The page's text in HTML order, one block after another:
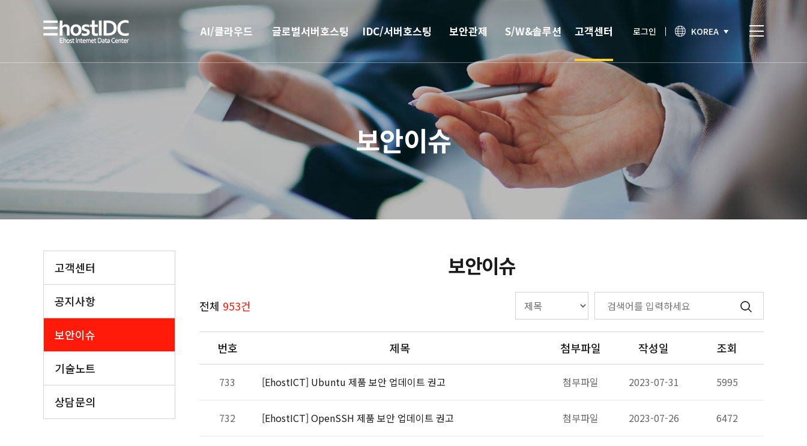
AI/클라우드
AI 인프라
AI 전용 서버호스팅
글로벌서버호스팅
해외
IDC/서버호스팅
서버호스팅
CN2 중국회선
서버 매니지먼트
IPFS 구축
L4 로드밸런싱
보안관제
안티랜섬웨어
웹격리(RBI)
방화벽
보안솔루션
DDoS & 백신
S/W&솔루션
부가서비스
SSO 통합인증
모바일 간편인증
고객센터
공지사항
기술노트
상담문의
로그인 KOREA
보안이슈
고객센터
공지사항
보안이슈
기술노트
상담문의
보안이슈
전체 953건
번호 제목 첨부파일 작성일 조회
733 [EhostICT] Ubuntu 제품 보안 업데이트 권고 첨부파일 2023-07-31 5995
732 [EhostICT] OpenSSH 제품 보안 업데이트 권고 첨부파일 2023-07-26 6472